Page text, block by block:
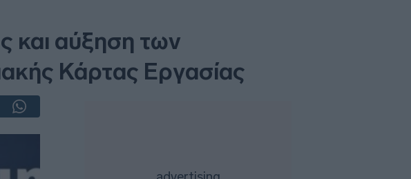
και αύξηση των
Κάρτας Εργασίας